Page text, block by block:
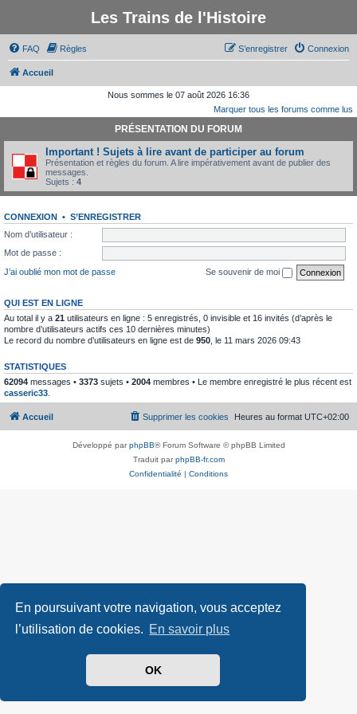
En poursuivant votre navigation, vous acceptez
l’utilisation de cookies. En savoir plus
OK
Les Trains de l'Histoire
FAQ Règles Connexion
S’enregistrer
Accueil
Nous sommes le 07 août 2026 16:36
Marquer tous les forums comme lus
PRÉSENTATION DU FORUM
Important ! Sujets à lire avant de participer au forum
Présentation et règles du forum. A lire impérativement avant de publier des
messages.
Sujets : 4
CONNEXION • S’ENREGISTRER
Nom d’utilisateur :
Mot de passe :
J’ai oublié mon mot de passe
Se souvenir de moi
QUI EST EN LIGNE
Au total il y a 21 utilisateurs en ligne : 5 enregistrés, 0 invisible et 16 invités (d’après le
nombre d’utilisateurs actifs ces 10 dernières minutes)
Le record du nombre d’utilisateurs en ligne est de 950 , le 11 mars 2026 09:43
STATISTIQUES
62094 messages • 3373 sujets • 2004 membres • Le membre enregistré le plus récent est
casseric33
Accueil Heures au format UTC+02:00
Supprimer les cookies
Développé parphpBB® Forum Software © phpBB Limited
Traduit parphpBB-fr.com
Confidentialité | Conditions